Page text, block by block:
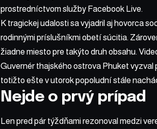
prostredníctvom služby Facebook Live.
K tragickej udalosti sa vyjadril aj hovorca
rodinnými príslušníkmi obetí súcitia.
žiadne miesto pre takýto druh obsahu.
Guvernér thajského ostrova Phuket
totižto ešte v utorok popoludní stále
Nejde o prvý prípad
Len pred pár týždňami rezonoval medzi